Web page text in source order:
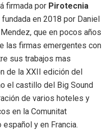
firmada por Pirotecnia
en 2018 por Daniel
que en pocos años
las firmas emergentes con
sus trabajos mas
de la XXII edición del
el castillo del Big Sound
de varios hoteles y
en la Comunitat
y en Francia.